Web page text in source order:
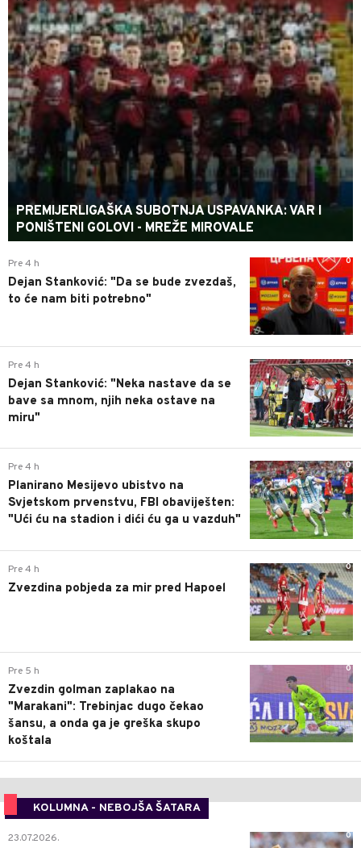
PREMIJERLIGAŠKA SUBOTNJA USPAVANKA: VAR I
PONIŠTENI GOLOVI - MREŽE MIROVALE
0
Pre 4 h
Dejan Stanković: "Da se bude zvezdaš,
to će nam biti potrebno"
0
Pre 4 h
Dejan Stanković: "Neka nastave da se
bave sa mnom, njih neka ostave na
miru"
0
Pre 4 h
Planirano Mesijevo ubistvo na
Svjetskom prvenstvu, FBI obaviješten:
"Ući ću na stadion i dići ću ga u vazduh"
0
Pre 4 h
Zvezdina pobjeda za mir pred Hapoel
0
Pre 5 h
Zvezdin golman zaplakao na
"Marakani": Trebinjac dugo čekao
šansu, a onda ga je greška skupo
koštala
KOLUMNA - NEBOJŠA ŠATARA
0
23.07.2026.